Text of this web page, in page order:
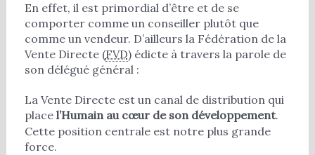
En effet, il est primordial d’être et de se
comporter comme un conseiller plutôt que
comme un vendeur. D’ailleurs la Fédération de la
Vente Directe (FVD) édicte à travers la parole de
son délégué général :
La Vente Directe est un canal de distribution qui
place l’Humain au cœur de son développement.
Cette position centrale est notre plus grande
force.